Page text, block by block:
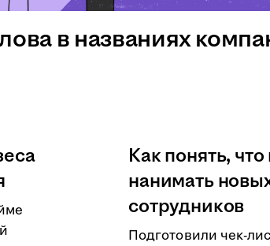
в названиях
Как понять,
нанимать
сотрудников
Подготовили чек-